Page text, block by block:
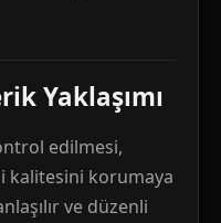
Yaklaşımı
edilmesi,
kalitesini korumaya
ve düzenli